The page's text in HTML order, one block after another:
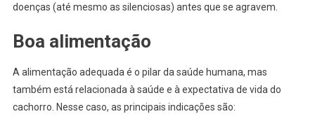
doenças (até mesmo as silenciosas) antes que se agravem.
Boa alimentação
A alimentação adequada é o pilar da saúde humana, mas
também está relacionada à saúde e à expectativa de vida do
cachorro. Nesse caso, as principais indicações são: